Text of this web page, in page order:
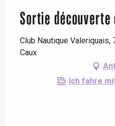
Sortie découverte
Club Nautique Valeriquais,
Caux
Ich fahre